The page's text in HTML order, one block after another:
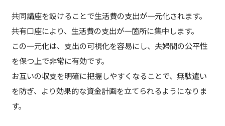
共同講座を設けることで生活費の支出が一元化されます。
共有口座により、生活費の支出が一箇所に集中します。
この一元化は、支出の可視化を容易にし、夫婦間の公平性
を保つ上で非常に有効です。
お互いの収支を明確に把握しやすくなることで、無駄遣い
を防ぎ、より効果的な資金計画を立てられるようになりま
す。